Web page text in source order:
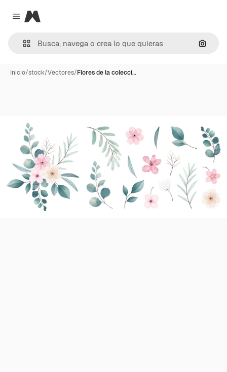
Close menu
Magnific
Inicio/stock/Vectores/Flores de la colecci…